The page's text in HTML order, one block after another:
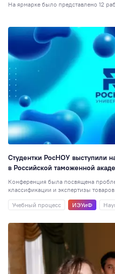
На ярмарке было представлено 12
Студентки РосНОУ выступили
в Российской таможенной
Конференция была посвящена
классификации и экспертизы
Учебный процесс
ИЭУиФ